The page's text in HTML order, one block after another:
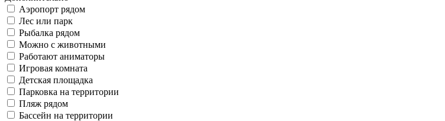
Аэропорт рядом
Лес или парк
Рыбалка рядом
Можно с животными
Работают аниматоры
Игровая комната
Детская площадка
Парковка на территории
Пляж рядом
Бассейн на территории